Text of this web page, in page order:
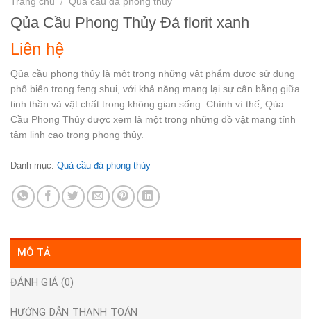
Qủa Cầu Phong Thủy Đá florit xanh
Liên hệ
Qủa cầu phong thủy là một trong những vật phẩm được sử dụng
phổ biến trong feng shui, với khả năng mang lại sự cân bằng giữa
tinh thần và vật chất trong không gian sống. Chính vì thế, Qủa
Cầu Phong Thủy được xem là một trong những đồ vật mang tính
tâm linh cao trong phong thủy.
Danh mục: Quả cầu đá phong thủy
MÔ TẢ
ĐÁNH GIÁ (0)
HƯỚNG DẪN THANH TOÁN